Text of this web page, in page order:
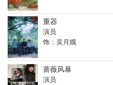
重器
演员
饰：吴月娥
蔷薇风暴
演员